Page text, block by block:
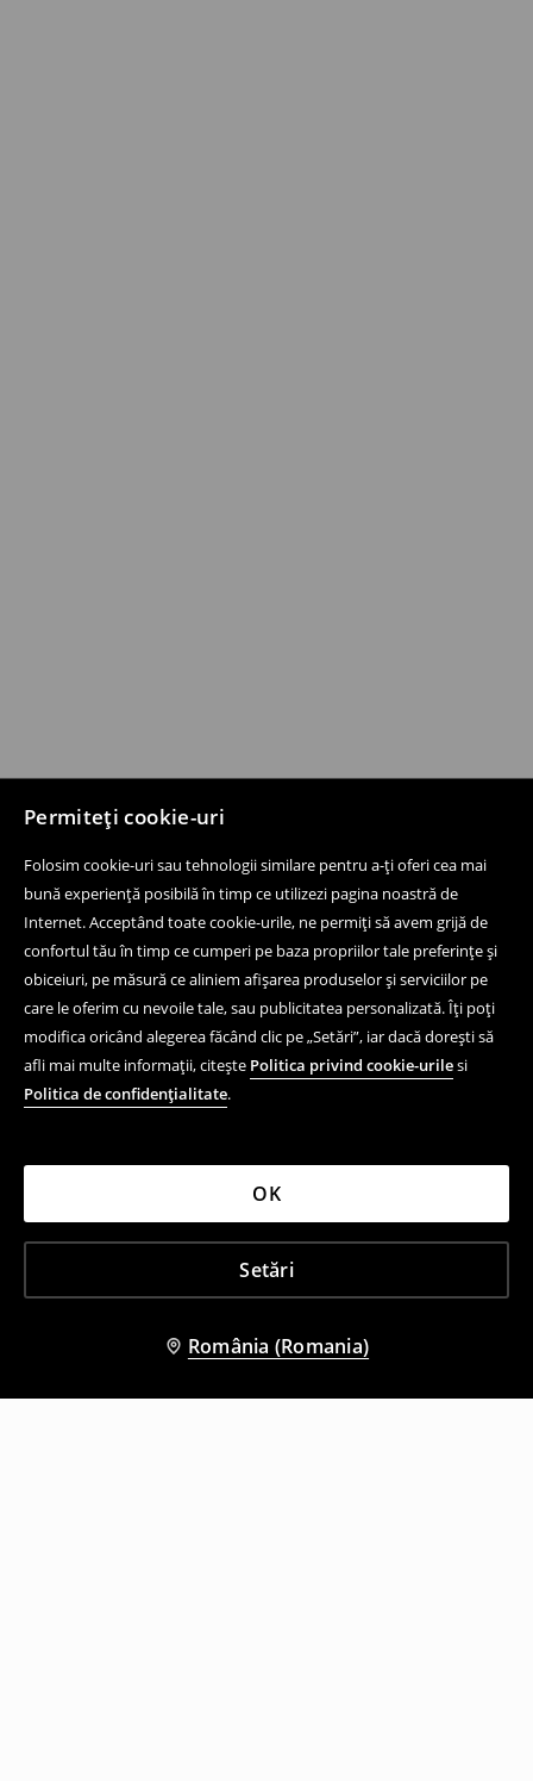
Permiteți cookie-uri
Folosim cookie-uri sau tehnologii similare pentru a-ți oferi cea mai
bună experiență posibilă în timp ce utilizezi pagina noastră de
Internet. Acceptând toate cookie-urile, ne permiți să avem grijă de
confortul tău în timp ce cumperi pe baza propriilor tale preferințe și
obiceiuri, pe măsură ce aliniem afișarea produselor și serviciilor pe
care le oferim cu nevoile tale, sau publicitatea personalizată. Îți poți
modifica oricând alegerea făcând clic pe „Setări”, iar dacă dorești să
afli mai multe informații, citește Politica privind cookie-urilesi
Politica de confidențialitate.
Setări
OK
România (Romania)